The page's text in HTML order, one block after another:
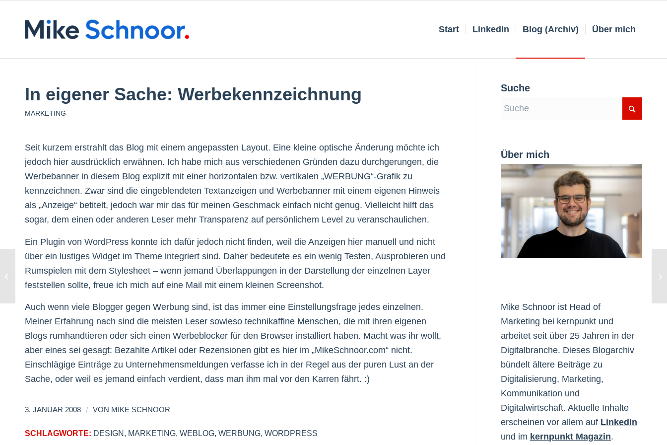
Start LinkedIn Blog (Archiv) Über mich
In eigener Sache: Werbekennzeichnung
MARKETING
Seit kurzem erstrahlt das Blog mit einem angepassten Layout. Eine kleine optische Änderung möchte ich
jedoch hier ausdrücklich erwähnen. Ich habe mich aus verschiedenen Gründen dazu durchgerungen, die
Werbebanner in diesem Blog explizit mit einer horizontalen bzw. vertikalen „WERBUNG“-Grafik zu
kennzeichnen. Zwar sind die eingeblendeten Textanzeigen und Werbebanner mit einem eigenen Hinweis
als „Anzeige“ betitelt, jedoch war mir das für meinen Geschmack einfach nicht genug. Vielleicht hilft das
sogar, dem einen oder anderen Leser mehr Transparenz auf persönlichem Level zu veranschaulichen.
Ein Plugin von WordPress konnte ich dafür jedoch nicht finden, weil die Anzeigen hier manuell und nicht
über ein lustiges Widget im Theme integriert sind. Daher bedeutete es ein wenig Testen, Ausprobieren und
Rumspielen mit dem Stylesheet – wenn jemand Überlappungen in der Darstellung der einzelnen Layer
feststellen sollte, freue ich mich auf eine Mail mit einem kleinen Screenshot.
Auch wenn viele Blogger gegen Werbung sind, ist das immer eine Einstellungsfrage jedes einzelnen.
Meiner Erfahrung nach sind die meisten Leser sowieso technikaffine Menschen, die mit ihren eigenen
Blogs rumhandtieren oder sich einen Werbeblocker für den Browser installiert haben. Macht was ihr wollt,
aber eines sei gesagt: Bezahlte Artikel oder Rezensionen gibt es hier im „MikeSchnoor.com“ nicht.
Einschlägige Einträge zu Unternehmensmeldungen verfasse ich in der Regel aus der puren Lust an der
Sache, oder weil es jemand einfach verdient, dass man ihm mal vor den Karren fährt. :)
3. JANUAR 2008 / VON MIKE SCHNOOR
SCHLAGWORTE: DESIGN, MARKETING, WEBLOG, WERBUNG, WORDPRESS
Suche
Über mich
Mike Schnoor ist Head of
Marketing bei kernpunkt und
arbeitet seit über 25 Jahren in der
Digitalbranche. Dieses Blogarchiv
bündelt ältere Beiträge zu
Digitalisierung, Marketing,
Kommunikation und
Digitalwirtschaft. Aktuelle Inhalte
erscheinen vor allem auf LinkedIn
und im kernpunkt Magazin.
Wer schaut eigentlich Neun TV?